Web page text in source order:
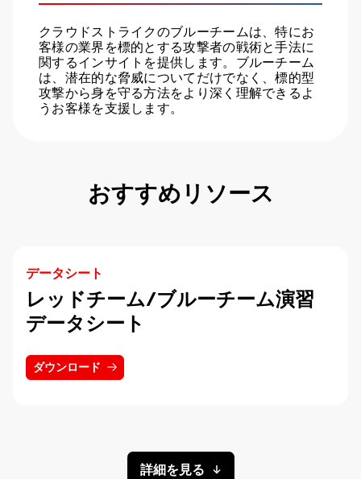
クラウドストライクのブルーチームは、特にお
客様の業界を標的とする攻撃者の戦術と手法に
関するインサイトを提供します。ブルーチーム
は、潜在的な脅威についてだけでなく、標的型
攻撃から身を守る方法をより深く理解できるよ
うお客様を支援します。
おすすめリソース
データシート
レッドチーム/ブルーチーム演習
データシート
ダウンロード
詳細を見る